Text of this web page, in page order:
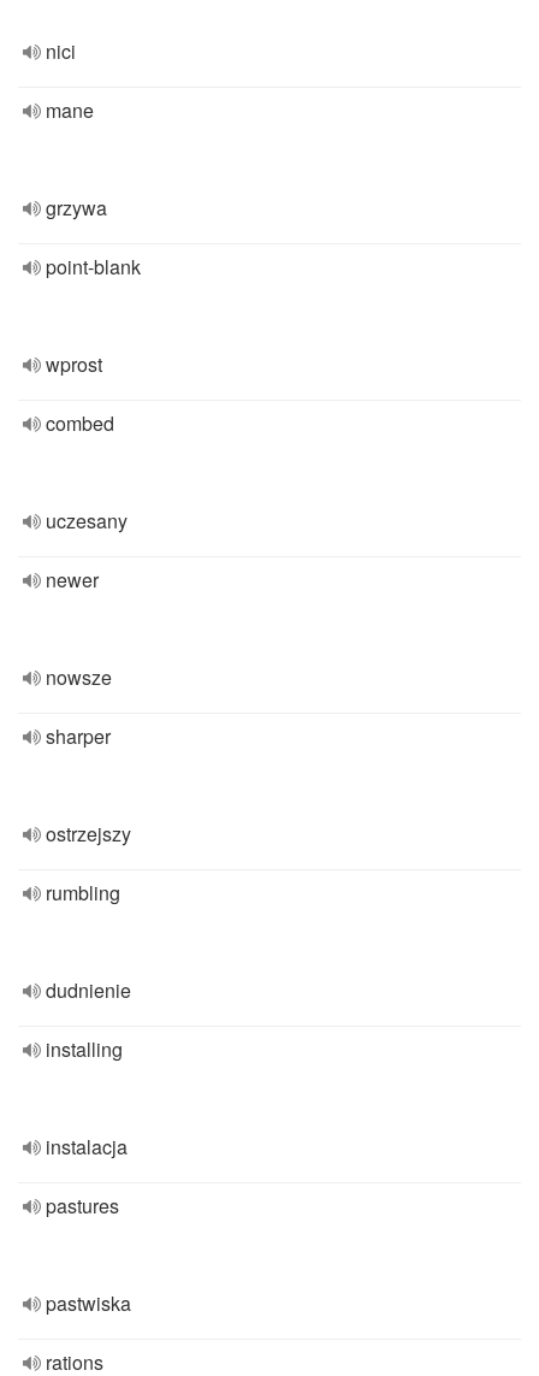
nici
mane
grzywa
point-blank
wprost
combed
uczesany
newer
nowsze
sharper
ostrzejszy
rumbling
dudnienie
installing
instalacja
pastures
pastwiska
rations